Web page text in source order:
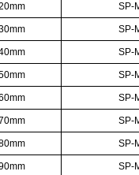
SP-
SP-
SP-
SP-
SP-
SP-
SP-
SP-